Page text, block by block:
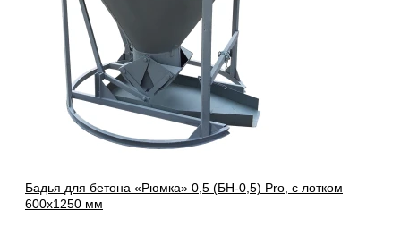
Бадья для бетона «Рюмка» 0,5 (БН-0,5) Pro, с лотком
600х1250 мм